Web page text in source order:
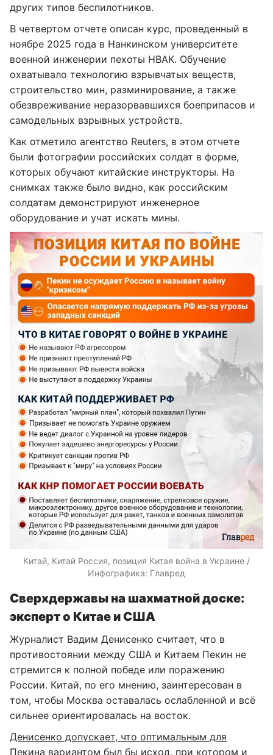
других типов беспилотников.
В четвертом отчете описан курс, проведенный в
ноябре 2025 года в Нанкинском университете
военной инженерии пехоты НВАК. Обучение
охватывало технологию взрывчатых веществ,
строительство мин, разминирование, а также
обезвреживание неразорвавшихся боеприпасов и
самодельных взрывных устройств.
Как отметило агентство Reuters, в этом отчете
были фотографии российских солдат в форме,
которых обучают китайские инструкторы. На
снимках также было видно, как российским
солдатам демонстрируют инженерное
оборудование и учат искать мины.
Китай, Китай Россия, позиция Китая война в Украине /
Инфографика: Главред
Сверхдержавы на шахматной доске:
эксперт о Китае и США
Журналист Вадим Денисенко считает, что в
противостоянии между США и Китаем Пекин не
стремится к полной победе или поражению
России. Китай, по его мнению, заинтересован в
том, чтобы Москва оставалась ослабленной и всё
сильнее ориентировалась на восток.
Денисенко допускает, что оптимальным для
Пекина вариантом был бы исход, при котором и